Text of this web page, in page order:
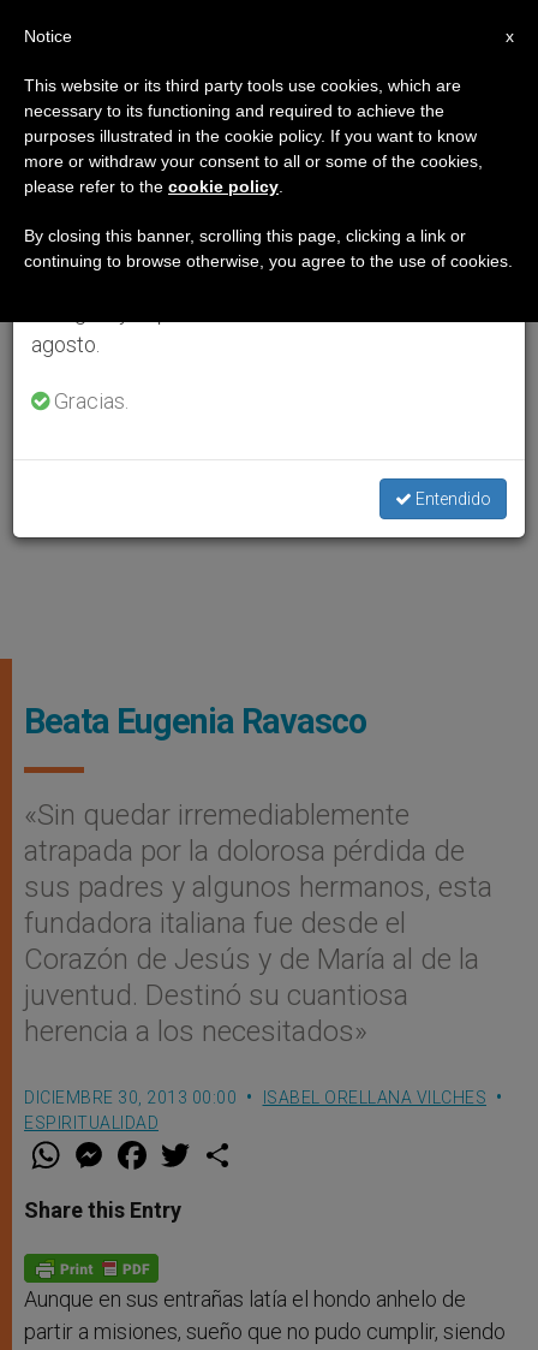
Beata Eugenia Ravasco
«Sin quedar irremediablemente
atrapada por la dolorosa pérdida de
sus padres y algunos hermanos, esta
fundadora italiana fue desde el
Corazón de Jesús y de María al de la
juventud. Destinó su cuantiosa
herencia a los necesitados»
DICIEMBRE 30, 2013 00:00
ISABEL ORELLANA VILCHES
ESPIRITUALIDAD
W
t
s
p
p
M
e
s
e
g
e
r
F
a
e
b
o
k
w
Share this Entry
Aunque en sus entrañas latía el hondo anhelo de
partir a misiones, sueño que no pudo cumplir, siendo
×
Aviso importante
Del 27 de julio al 7 de agosto haremos la pausa
anual, aprovechando que en el periodo de verano
se generan menos informaciones y también el
agosto.
Gracias.
Entendido
x
Notice
This website or its third party tools use cookies, which are
necessary to its functioning and required to achieve the
purposes illustrated in the cookie policy. If you want to know
more or withdraw your consent to all or some of the cookies,
please refer to the cookie policy
By closing this banner, scrolling this page, clicking a link or
continuing to browse otherwise, you agree to the use of cookies.